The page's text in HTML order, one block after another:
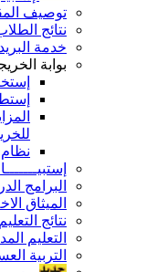
توصيف
نتائج
خدمة
بوابة
البرامج
الميثاق
نتائج
التعليم
التربية